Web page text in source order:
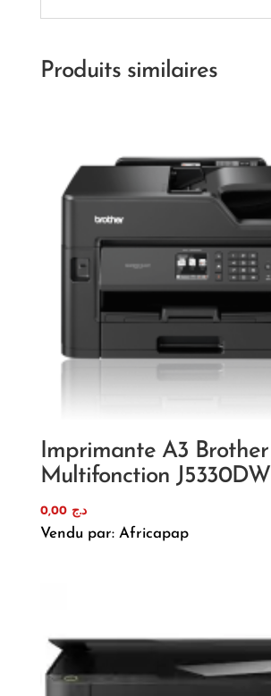
Produits similaires
Imprimante A3 Brother
Multifonction J5330DW
د.ج 0,00
Vendu par: Africapap